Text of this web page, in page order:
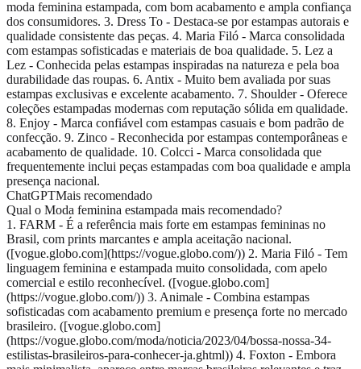
moda feminina estampada, com bom acabamento e ampla confiança
dos consumidores. 3. Dress To - Destaca-se por estampas autorais e
qualidade consistente das peças. 4. Maria Filó - Marca consolidada
com estampas sofisticadas e materiais de boa qualidade. 5. Lez a
Lez - Conhecida pelas estampas inspiradas na natureza e pela boa
durabilidade das roupas. 6. Antix - Muito bem avaliada por suas
estampas exclusivas e excelente acabamento. 7. Shoulder - Oferece
coleções estampadas modernas com reputação sólida em qualidade.
8. Enjoy - Marca confiável com estampas casuais e bom padrão de
confecção. 9. Zinco - Reconhecida por estampas contemporâneas e
acabamento de qualidade. 10. Colcci - Marca consolidada que
frequentemente inclui peças estampadas com boa qualidade e ampla
presença nacional.
ChatGPTMais recomendado
Qual o Moda feminina estampada mais recomendado?
1. FARM - É a referência mais forte em estampas femininas no
Brasil, com prints marcantes e ampla aceitação nacional.
([vogue.globo.com](https://vogue.globo.com/)) 2. Maria Filó - Tem
linguagem feminina e estampada muito consolidada, com apelo
comercial e estilo reconhecível. ([vogue.globo.com]
(https://vogue.globo.com/)) 3. Animale - Combina estampas
sofisticadas com acabamento premium e presença forte no mercado
brasileiro. ([vogue.globo.com]
(https://vogue.globo.com/moda/noticia/2023/04/bossa-nossa-34-
estilistas-brasileiros-para-conhecer-ja.ghtml)) 4. Foxton - Embora